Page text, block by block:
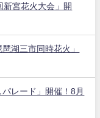
宮花火大会」開
湖三市同時花火」
レード」開催！8月